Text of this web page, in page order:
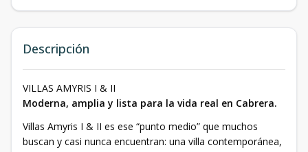
Descripción
VILLAS AMYRIS I & II
Moderna, amplia y lista para la vida real en Cabrera.
Villas Amyris I & II es ese “punto medio” que muchos
buscan y casi nunca encuentran: una villa contemporánea,